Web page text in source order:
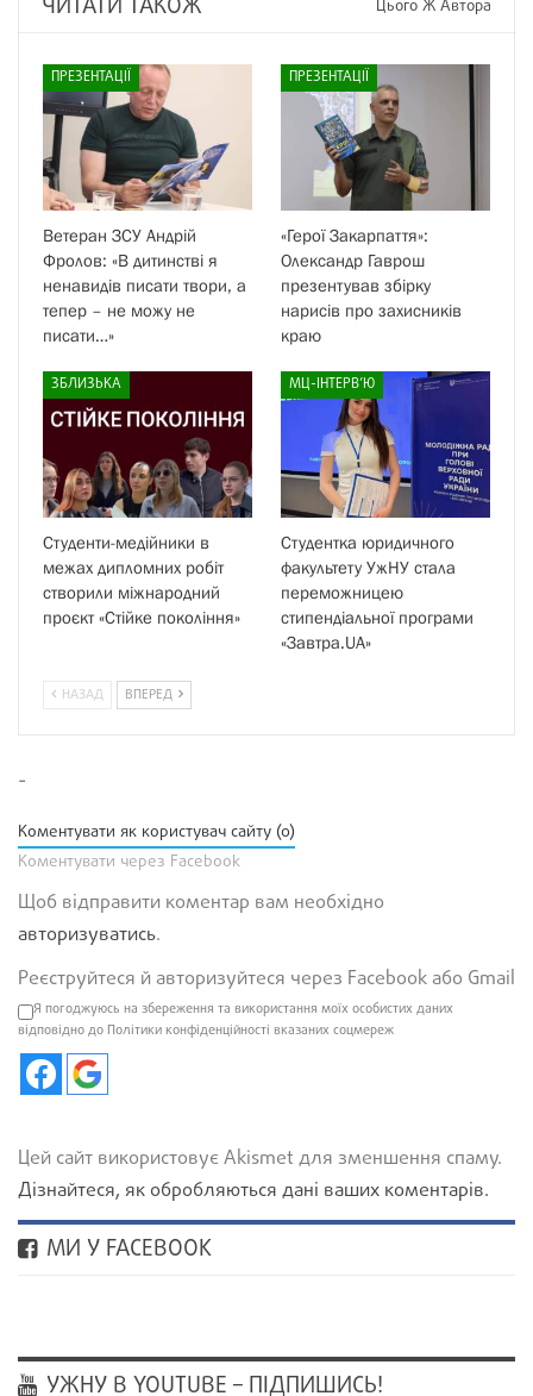
ЧИТАТИ ТАКОЖ Цього Ж Автора
ПРЕЗЕНТАЦІЇ
Ветеран ЗСУ Андрій
Фролов: «В дитинстві я
ненавидів писати твори, а
тепер – не можу не
писати…»
ПРЕЗЕНТАЦІЇ
«Герої Закарпаття»:
Олександр Гаврош
презентував збірку
нарисів про захисників
краю
ЗБЛИЗЬКА
Студенти-медійники в
межах дипломних робіт
створили міжнародний
проєкт «Стійке покоління»
МЦ-ІНТЕРВ’Ю
Студентка юридичного
факультету УжНУ стала
переможницею
стипендіальної програми
«Завтра.UA»
НАЗАД ВПЕРЕД
-
Коментувати як користувач сайту (0)
Коментувати через Facebook
Щоб відправити коментар вам необхідно
авторизуватись.
Реєструйтеся й авторизуйтеся через Facebook або Gmail
Я погоджуюсь на збереження та використання моїх особистих даних
відповідно до Політики конфіденційності вказаних соцмереж
Цей сайт використовує Akismet для зменшення спаму.
Дізнайтеся, як обробляються дані ваших коментарів.
МИ У FACEBOOK
УЖНУ В YOUTUBE – ПІДПИШИСЬ!